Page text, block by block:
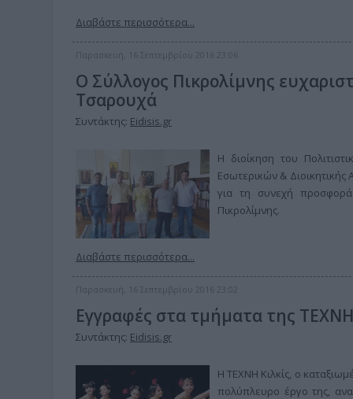
Διαβάστε περισσότερα...
Παρασκευή, 16 Σεπτεμβρίου 2016 23:06
Ο Σύλλογος Πικρολίμνης
Τσαρουχά
Συντάκτης: Eidisis.gr
Η διοίκηση του
Εσωτερικών &
για τη συνεχή
Πικρολίμνης.
Διαβάστε περισσότερα...
Παρασκευή, 16 Σεπτεμβρίου 2016 23:02
Εγγραφές στα τμήματα της
Συντάκτης: Eidisis.gr
Η ΤΕΧΝΗ Κιλκίς, ο
πολύπλευρο έργο της,